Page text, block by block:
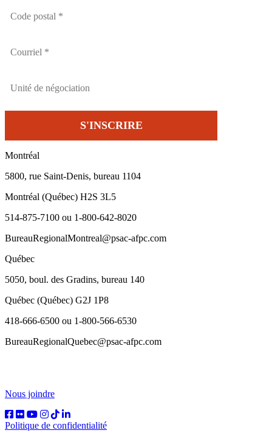
Montréal
5800, rue Saint-Denis, bureau 1104
Montréal (Québec) H2S 3L5
514-875-7100 ou 1-800-642-8020
BureauRegionalMontreal@psac-afpc.com
Québec
5050, boul. des Gradins, bureau 140
Québec (Québec) G2J 1P8
418-666-6500 ou 1-800-566-6530
BureauRegionalQuebec@psac-afpc.com
Nous joindre
Politique de confidentialité